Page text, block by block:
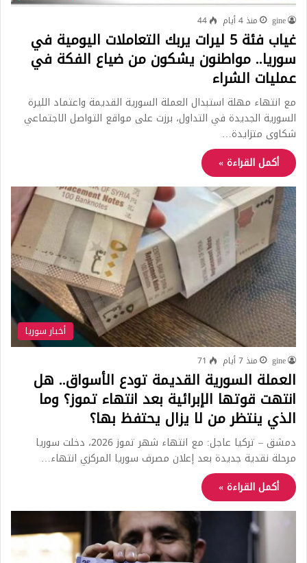
gine منذ 4 أيام 44
غياب فئة 5 ليرات يربك التعاملات اليومية في
سوريا.. مواطنون يشكون من ضياع الفكة في
عمليات الشراء
مع انتهاء مهلة استبدال العملة السورية القديمة واعتماد الليرة
السورية الجديدة في التداول، برزت على مواقع التواصل الاجتماعي
شكاوى متزايدة…
أكمل القراءة »
أخبار سوريا
gine منذ 7 أيام 71
العملة السورية القديمة تودع الأسواق.. هل
انتهت قوتها الإبرائية بعد انتهاء تموز؟ وما
الذي ينتظر من لا يزال يحتفظ بها؟
دمشق – تركيا عاجل: مع انتهاء شهر تموز 2026، دخلت سوريا
مرحلة نقدية جديدة بعد إعلان مصرف سوريا المركزي انتهاء…
أكمل القراءة »